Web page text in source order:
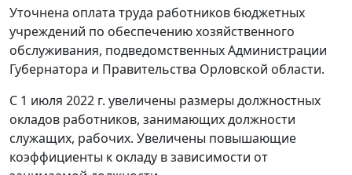
Уточнена оплата труда работников бюджетных
учреждений по обеспечению хозяйственного
обслуживания, подведомственных Администрации
Губернатора и Правительства Орловской области.
С 1 июля 2022 г. увеличены размеры должностных
окладов работников, занимающих должности
служащих, рабочих. Увеличены повышающие
коэффициенты к окладу в зависимости от